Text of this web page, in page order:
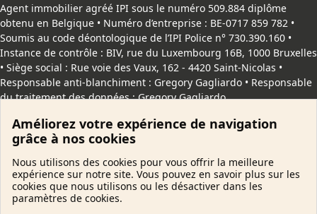
Agent immobilier agréé IPI sous le numéro 509.884 diplôme
obtenu en Belgique • Numéro d’entreprise : BE-0717 859 782 •
Soumis au code déontologique de l’IPI Police n° 730.390.160 •
Instance de contrôle : BIV, rue du Luxembourg 16B, 1000 Bruxelles
• Siège social : Rue voie des Vaux, 162 - 4420 Saint-Nicolas •
Responsable anti-blanchiment : Gregory Gagliardo • Responsable
du traitement des données : Gregory Gagliardo
Copyright© 2026 IggImmo. Tous droits reservés |Vie privée
Cookies
Améliorez votre expérience de navigation
grâce à nos cookies
Nous utilisons des cookies pour vous offrir la meilleure
expérience sur notre site. Vous pouvez en savoir plus sur les
cookies que nous utilisons ou les désactiver dans les
paramètres de cookies.